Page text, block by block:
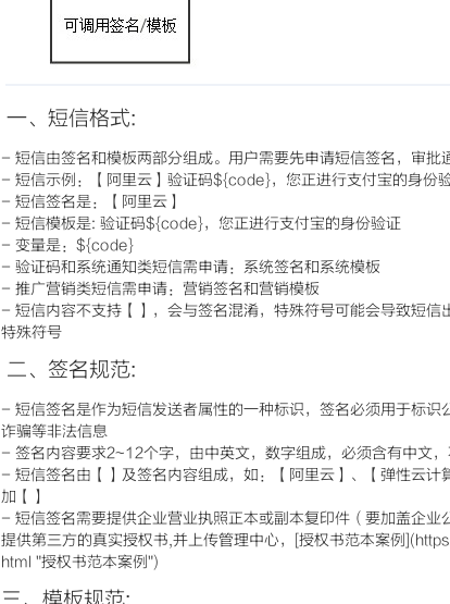
一、短信格式:
- 短信由签名和模板两部分组成。用户需要先申请短信签名，审批
- 短信示例：【阿里云】验证码${code}，您正进行支付宝的身份
- 短信签名是：【阿里云】
- 短信模板是: 验证码${code}，您正进行支付宝的身份验证
- 变量是：${code}
- 验证码和系统通知类短信需申请：系统签名和系统模板
- 推广营销类短信需申请：营销签名和营销模板
- 短信内容不支持【】，会与签名混淆，特殊符号可能会导致
特殊符号
二、签名规范:
- 短信签名是作为短信发送者属性的一种标识，签名必须用于标识
诈骗等非法信息
- 签名内容要求2~12个字，由中英文，数字组成，必须含有中文
- 短信签名由【】及签名内容组成，如：【阿里云】、【弹性云
加【】
- 短信签名需要提供企业营业执照正本或副本复印件（要加盖企
提供第三方的真实授权书,并上传管理中心，[授权书范本案例
html "授权书范本案例")